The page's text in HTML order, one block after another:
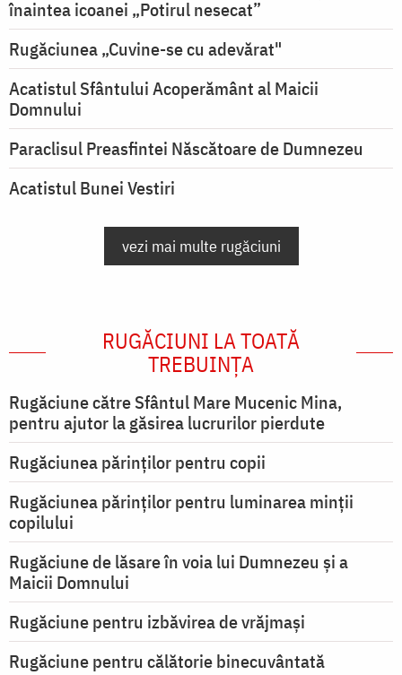
înaintea icoanei „Potirul nesecat”
Rugăciunea „Cuvine-se cu adevărat"
Acatistul Sfântului Acoperământ al Maicii
Domnului
Paraclisul Preasfintei Născătoare de Dumnezeu
Acatistul Bunei Vestiri
vezi mai multe rugăciuni
RUGĂCIUNI LA TOATĂ
TREBUINȚA
Rugăciune către Sfântul Mare Mucenic Mina,
pentru ajutor la găsirea lucrurilor pierdute
Rugăciunea părinților pentru copii
Rugăciunea părinților pentru luminarea minţii
copilului
Rugăciune de lăsare în voia lui Dumnezeu şi a
Maicii Domnului
Rugăciune pentru izbăvirea de vrăjmași
Rugăciune pentru călătorie binecuvântată